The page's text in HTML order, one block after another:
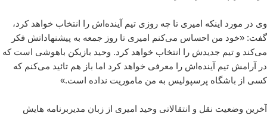
وی در مورد اینکه امیری تا چه روزی تیم آینده‌اش را انتخاب خواهد کرد،
گفت: «خود من احساس می‌کنم امیری تا روز جمعه به پیشنهاداتش فکر
می‌کند و تیم جدیدش را انتخاب خواهد کرد. وحید بازیکن باهوشی است که
در آرامش تیم آینده‌اش را معرفی خواهد کرد اما باز هم تائید می‌کنم که
کسی از باشگاه پرسپولیس به من ماموریت نداده است.»
آخرین وضعیت نقل و انتقالاتی وحید امیری از زبان مدیربرنامه هایش